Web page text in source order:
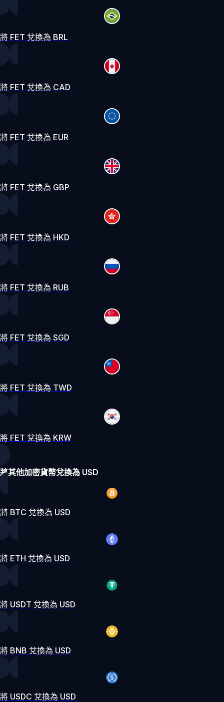
將 FET 兌換為 BRL
將 FET 兌換為 CAD
將 FET 兌換為 EUR
將 FET 兌換為 GBP
將 FET 兌換為 HKD
將 FET 兌換為 RUB
將 FET 兌換為 SGD
將 FET 兌換為 TWD
將 FET 兌換為 KRW
將其他加密貨幣兌換為 USD
將 BTC 兌換為 USD
將 ETH 兌換為 USD
將 USDT 兌換為 USD
將 BNB 兌換為 USD
將 USDC 兌換為 USD